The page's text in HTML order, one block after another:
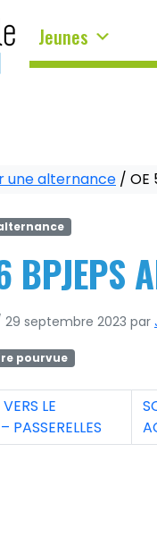
Jeunes
une alternance / OE
BPJEPS
29 septembre 2023 par
pourvue
LE
PASSERELLES